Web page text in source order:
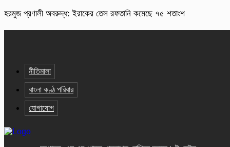
হরমুজ প্রণালী অবরুদ্ধ: ইরাকের তেল রফতানি কমেছে ৭৫ শতাংশ
নীতিমালা
বাংলা কণ্ঠ পরিবার
যোগাযোগ